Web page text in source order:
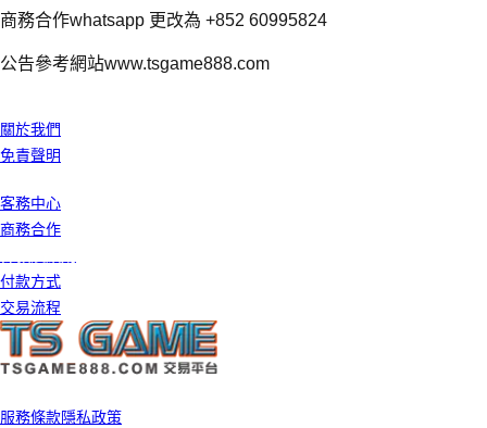
商務合作whatsapp 更改為 +852 60995824
公告參考網站www.tsgame888.com
關於我們
免責聲明
客務中心
商務合作
付款方式
交易流程
服務條款隱私政策